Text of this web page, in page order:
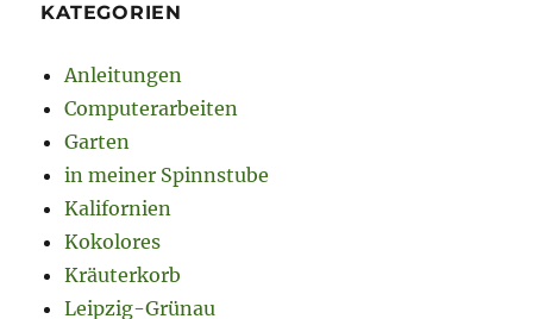
KATEGORIEN
Anleitungen
Computerarbeiten
Garten
in meiner Spinnstube
Kalifornien
Kokolores
Kräuterkorb
Leipzig-Grünau